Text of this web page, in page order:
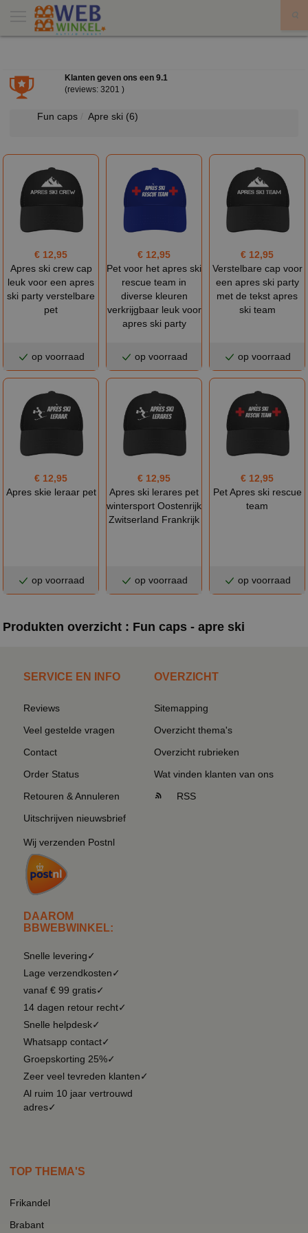
Klanten geven ons een 9.1
(reviews: 3201 )
Fun caps Apre ski (6)
€ 12,95
Apres ski crew cap
leuk voor een apres
ski party verstelbare
pet
op voorraad
€ 12,95
Pet voor het apres ski
rescue team in
diverse kleuren
verkrijgbaar leuk voor
apres ski party
op voorraad
€ 12,95
Verstelbare cap voor
een apres ski party
met de tekst apres
ski team
op voorraad
€ 12,95
Apres skie leraar pet
op voorraad
€ 12,95
Apres ski lerares pet
wintersport Oostenrijk
Zwitserland Frankrijk
op voorraad
€ 12,95
Pet Apres ski rescue
team
op voorraad
Produkten overzicht : Fun caps - apre ski
SERVICE EN INFO
Reviews
Veel gestelde vragen
Contact
Order Status
Retouren & Annuleren
Uitschrijven nieuwsbrief
Wij verzenden Postnl
DAAROM
BBWEBWINKEL:
Snelle levering✓
Lage verzendkosten✓
vanaf € 99 gratis✓
14 dagen retour recht✓
Snelle helpdesk✓
Whatsapp contact✓
Groepskorting 25%✓
Zeer veel tevreden klanten✓
Al ruim 10 jaar vertrouwd
adres✓
OVERZICHT
Sitemapping
Overzicht thema's
Overzicht rubrieken
Wat vinden klanten van ons
RSS
TOP THEMA'S
Frikandel
Brabant